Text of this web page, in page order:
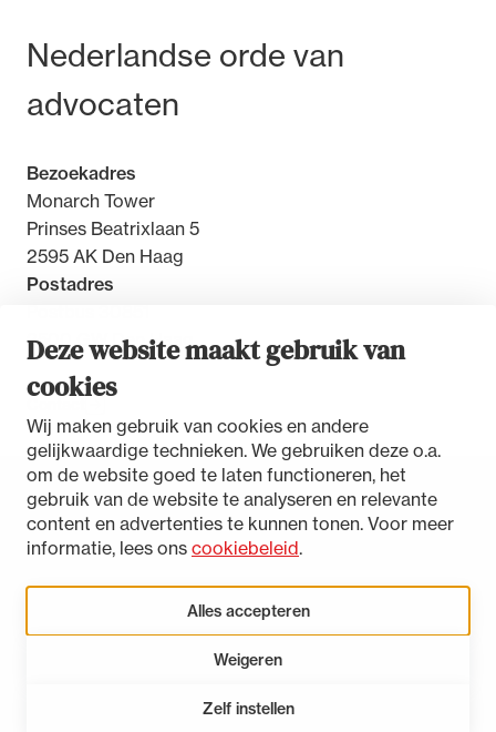
Deze website maakt gebruik van
cookies
Wij maken gebruik van cookies en andere
gelijkwaardige technieken. We gebruiken deze o.a.
om de website goed te laten functioneren, het
gebruik van de website te analyseren en relevante
content en advertenties te kunnen tonen. Voor meer
informatie, lees ons cookiebeleid.
Alles accepteren
Weigeren
Zelf instellen
Bezoek- en postadres
Nederlandse orde van
advocaten
Bezoekadres
Monarch Tower
Prinses Beatrixlaan 5
2595 AK Den Haag
Postadres
2500 GW Den Haag
Toegankelijkheidsverklaring
Disclaimer